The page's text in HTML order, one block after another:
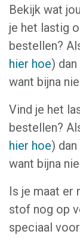
Bekijk wat
je het lastig
bestellen?
hier hoe)
want bijna
Vind je het
bestellen?
hier hoe)
want bijna
Is je maat er
stof nog op
speciaal